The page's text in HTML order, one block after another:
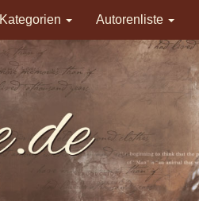
Kategorien Autorenliste